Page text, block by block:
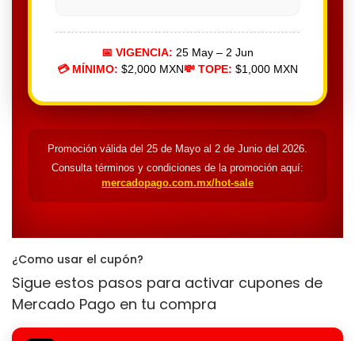
📅 VIGENCIA: 25 May – 2 Jun
💳 MÍNIMO: $2,000 MXN💸 TOPE: $1,000 MXN
Promoción válida del 25 de Mayo al 2 de Junio del 2026.
Consulta términos y condiciones de la promoción aquí:
mercadopago.com.mx/hot-sale
¿Como usar el cupón?
Sigue estos pasos para activar cupones de
Mercado Pago en tu compra